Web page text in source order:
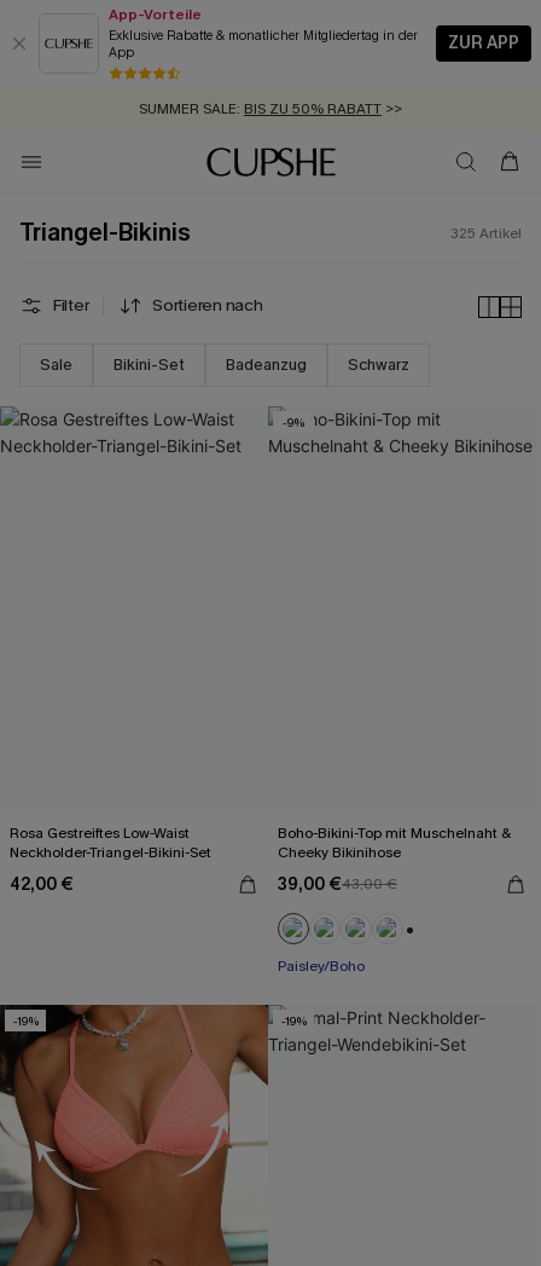
App-Vorteile
Exklusive Rabatte & monatlicher Mitgliedertag in der
App
ZUR APP
GRATIS MASSBAND MIT JEDEM SCHNELLVERSAND-ARTIKEL >>
SUMMER SALE:
ZUM NEWSLETTER:BIS ZU -20% EXTRA ERHALTEN
KOSTENLOSER VERSAND AB 89 €
Triangel-Bikinis 325 Artikel
Filter Sortieren nach
Sale Bikini-Set Badeanzug Schwarz
Rosa Gestreiftes Low-Waist
Neckholder-Triangel-Bikini-Set
42,00 €
-9%
Boho-Bikini-Top mit Muschelnaht &
Cheeky Bikinihose
39,00 €43,00 €
Paisley/Boho
-19% -19%